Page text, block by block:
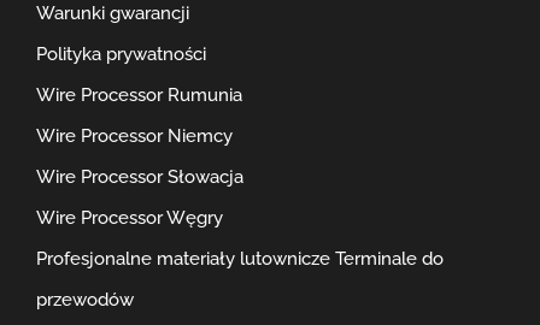
Warunki gwarancji
Polityka prywatności
Wire Processor Rumunia
Wire Processor Niemcy
Wire Processor Słowacja
Wire Processor Węgry
Profesjonalne materiały lutownicze Terminale do
przewodów